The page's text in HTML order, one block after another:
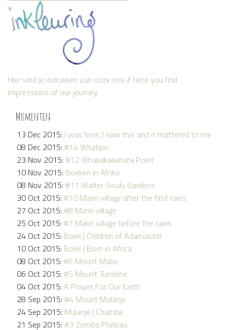
Hier vind je indrukken van onze reis // Here you find
impressions of our journey
Momenten:
13 Dec 2015: I was here, I saw this and it mattered to me
08 Dec 2015: #14 Whatipu
23 Nov 2015: #12 Whakakaiwhara Point
10 Nov 2015: Boeken in Afrika
08 Nov 2015: #11 Walter Sisulu Gardens
30 Oct 2015: #10 Mariri village after the first rains
27 Oct 2015: #8 Mariri village
25 Oct 2015: #7 Mariri village before the rains
24 Oct 2015: Boek | Children of Adamastor
10 Oct 2015: Boek | Born in Africa
08 Oct 2015: #6 Mount Mabu
06 Oct 2015: #5 Mount Tumbine
04 Oct 2015: A Prayer For Our Earth
28 Sep 2015: #4 Mount Mulanje
24 Sep 2015: Mulanje | Chambe
21 Sep 2015: #3 Zomba Plateau